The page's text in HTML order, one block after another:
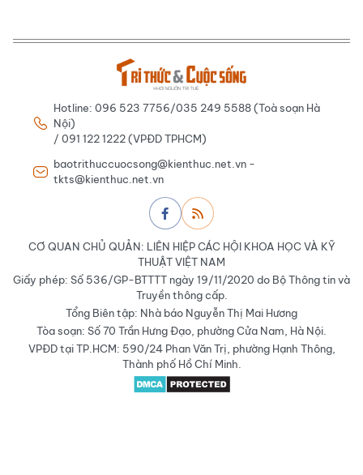
Hotline: 096 523 7756/035 249 5588 (Toà soạn Hà
Nội)
/ 091 122 1222 (VPĐD TPHCM)
baotrithuccuocsong@kienthuc.net.vn -
tkts@kienthuc.net.vn
CƠ QUAN CHỦ QUẢN: LIÊN HIỆP CÁC HỘI KHOA HỌC VÀ KỸ
THUẬT VIỆT NAM
Giấy phép: Số 536/GP-BTTTT ngày 19/11/2020 do Bộ Thông tin và
Truyền thông cấp.
Tổng Biên tập: Nhà báo Nguyễn Thị Mai Hương
Tòa soạn: Số 70 Trần Hưng Đạo, phường Cửa Nam, Hà Nội.
VPĐD tại TP.HCM: 590/24 Phan Văn Trị, phường Hạnh Thông,
Thành phố Hồ Chí Minh.